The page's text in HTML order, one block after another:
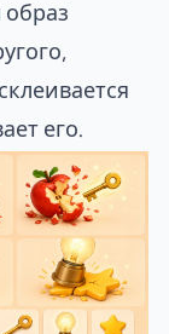
образ
его.